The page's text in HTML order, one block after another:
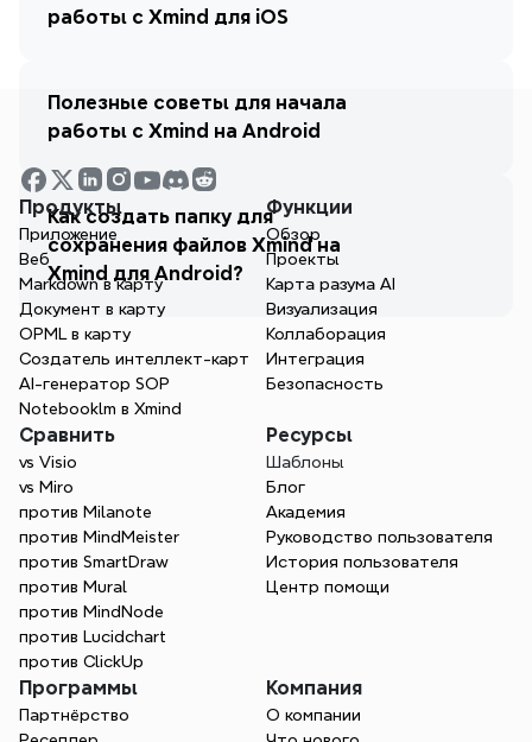
работы с Xmind для iOS
Полезные советы для начала
работы с Xmind на Android
Как создать папку для
сохранения файлов Xmind на
Xmind для Android?
Продукты
Приложение
Веб
Markdown в карту
Документ в карту
OPML в карту
Создатель интеллект-карт
AI-генератор SOP
Notebooklm в Xmind
Функции
Обзор
Проекты
Карта разума AI
Визуализация
Коллаборация
Интеграция
Безопасность
Сравнить
vs Visio
vs Miro
против Milanote
против MindMeister
против SmartDraw
против Mural
против MindNode
против Lucidchart
против ClickUp
Ресурсы
Шаблоны
Блог
Академия
Руководство пользователя
История пользователя
Центр помощи
Программы
Партнёрство
Компания
О компании